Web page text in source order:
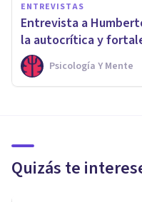
ENTREVISTAS
Entrevista a
la autocrítica y
Psicología Y Mente
Quizás te